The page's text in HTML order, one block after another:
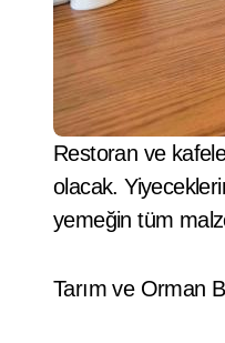
Restoran ve kafelerde menüler 1 Temmuz itibari ile değişiyor. Kalori ve içerik bilgisi artık zorunlu
olacak.
yemeğin tüm
Tarım ve Orman